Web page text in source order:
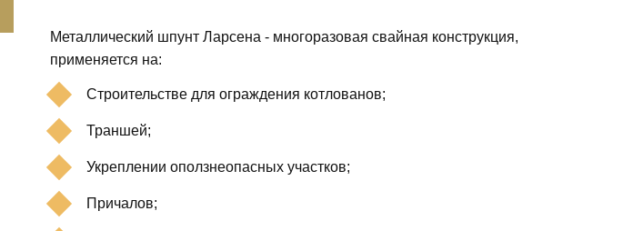
Металлический шпунт Ларсена - многоразовая свайная конструкция,
применяется на:
Строительстве для ограждения котлованов;
Траншей;
Укреплении оползнеопасных участков;
Причалов;